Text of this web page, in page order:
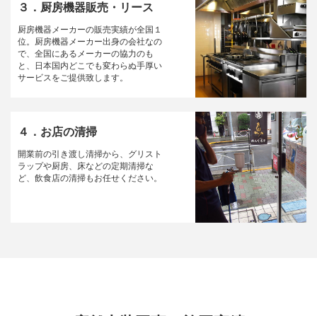
３．厨房機器販売・リース
厨房機器メーカーの販売実績が全国１
位。厨房機器メーカー出身の会社なの
で、全国にあるメーカーの協力のも
と、日本国内どこでも変わらぬ手厚い
サービスをご提供致します。
４．お店の清掃
開業前の引き渡し清掃から、グリスト
ラップや厨房、床などの定期清掃な
ど、飲食店の清掃もお任せください。